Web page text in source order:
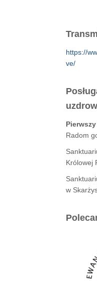
https://
ve/
Radom
Królowej
w